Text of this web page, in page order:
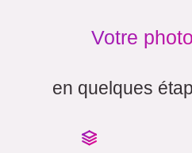
Votre
en quelques